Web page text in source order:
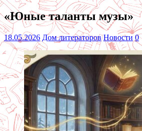
«Юные таланты музы»
18.05.2026 Дом литераторов Новости 0